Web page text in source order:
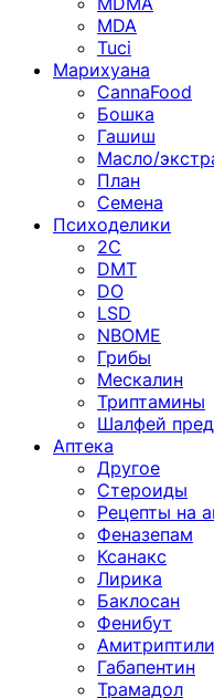
MDA
Tuci
Марихуана
CannaFood
Бошка
Гашиш
Масло/
План
Семена
Психоделики
2C
DMT
DO
LSD
NBOME
Грибы
Мескалин
Триптамины
Шалфей
Аптека
Другое
Стероиды
Рецепты на
Феназепам
Ксанакс
Лирика
Баклосан
Фенибут
Габапентин
Трамадол